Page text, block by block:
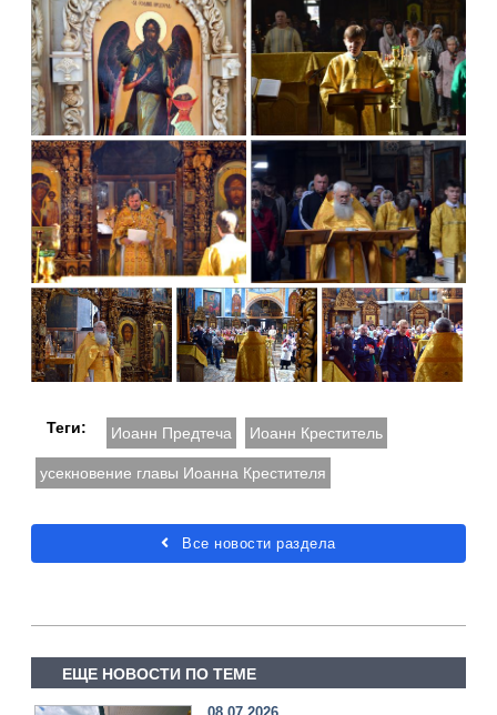
Теги: Иоанн Предтеча Иоанн Креститель
усекновение главы Иоанна Крестителя
Все новости раздела
ЕЩЕ НОВОСТИ ПО ТЕМЕ